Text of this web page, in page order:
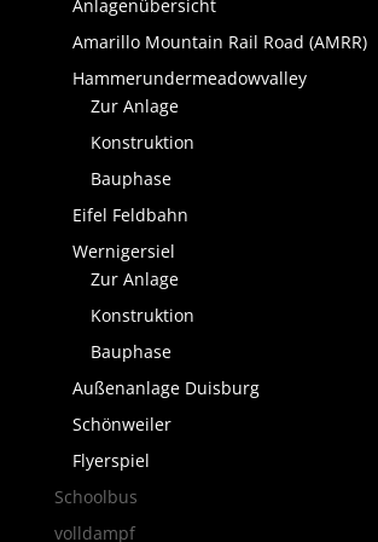
Anlagenübersicht
Amarillo Mountain Rail Road (AMRR)
Hammerundermeadowvalley
Zur Anlage
Konstruktion
Bauphase
Eifel Feldbahn
Wernigersiel
Zur Anlage
Konstruktion
Bauphase
Außenanlage Duisburg
Schönweiler
Flyerspiel
Schoolbus
volldampf